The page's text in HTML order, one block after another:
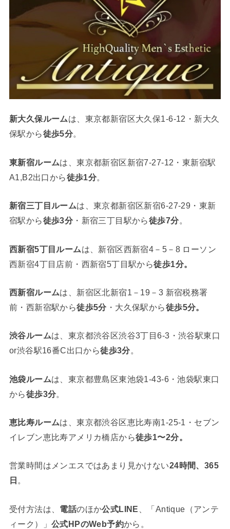
新大久保ルームは、東京都新宿区大久保1-6-12・新大久
保駅から徒歩5分。
東新宿ルームは、東京都新宿区新宿7-27-12・東新宿駅
A1,B2出口から徒歩1分。
新宿三丁目ルームは、東京都新宿区新宿6-27-29・東新
宿駅から徒歩3分・新宿三丁目駅から徒歩7分。
西新宿5丁目ルームは、新宿区西新宿4－5－8 ローソン
西新宿4丁目店前・西新宿5丁目駅から徒歩1分。
西新宿ルームは、新宿区北新宿1－19－3 新宿税務署
前・西新宿駅から徒歩5分・大久保駅から徒歩5分。
渋谷ルームは、東京都渋谷区渋谷3丁目6-3・渋谷駅東口
or渋谷駅16番C出口から徒歩3分。
池袋ルームは、東京都豊島区東池袋1-43-6・池袋駅東口
から徒歩3分。
恵比寿ルームは、東京都渋谷区恵比寿南1-25-1・セブン
イレブン恵比寿アメリカ橋店から徒歩1〜2分。
営業時間はメンエスではあまり見かけない24時間、365
日 。
受付方法は、 電話のほか公式LINE
、「Antique（アンテ
ィーク）」 公式HPのWeb予約から。